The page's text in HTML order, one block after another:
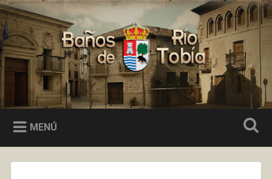
Saltar
al
contenido
Buscar
Baños de Río Tobía
MENÚ